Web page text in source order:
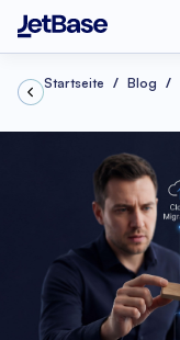
Startseite Blog